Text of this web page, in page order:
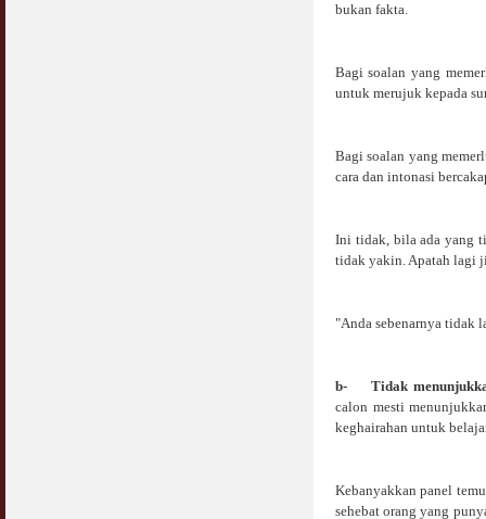
bukan fakta.
Bagi soalan yang
untuk merujuk kepada
Bagi soalan yang
cara dan intonasi
Ini tidak, bila ada yang
tidak yakin. Apatah lagi
"Anda sebenarnya tidak
b-Tidak
calon mesti
keghairahan untuk
Kebanyakkan panel
sehebat orang yang